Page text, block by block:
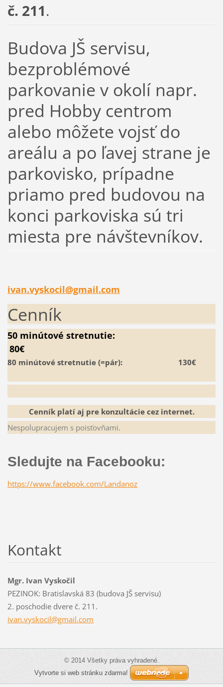
č. 211.
Budova JŠ servisu,
bezproblémové
parkovanie v okolí napr.
pred Hobby centrom
alebo môžete vojsť do
areálu a po ľavej strane je
parkovisko, prípadne
priamo pred budovou na
konci parkoviska sú tri
miesta pre návštevníkov.
ivan.vyskocil@gmail.com
Cenník
50 minútové stretnutie:
80€
80 minútové stretnutie (=pár): 130€
Cenník platí aj pre konzultácie cez internet.
Nespolupracujem s poisťovňami.
Sledujte na Facebooku:
https://www.facebook.com/Landanoz
Kontakt
Mgr. Ivan Vyskočil
PEZINOK: Bratislavská 83 (budova JŠ servisu)
2. poschodie dvere č. 211.
ivan.vyskocil@gmail.com
© 2014 Všetky práva vyhradené.
Vytvorte si web stránku zdarma!